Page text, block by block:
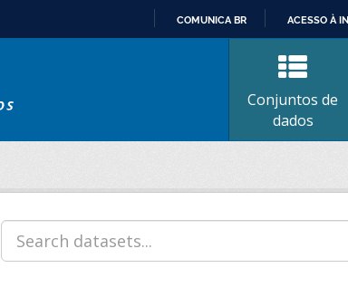
CONTEÚDO
COMUNICA BR ACESSO À
Conjuntos de
dados